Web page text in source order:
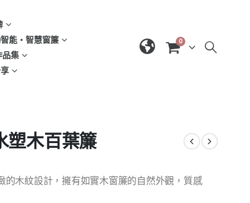
能‧智慧窗簾
集
0
塑木百葉簾
的木紋設計，擁有如實木窗簾的自然外觀，質感